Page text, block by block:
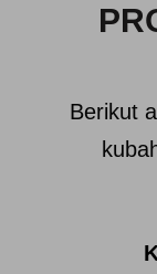
Berikut